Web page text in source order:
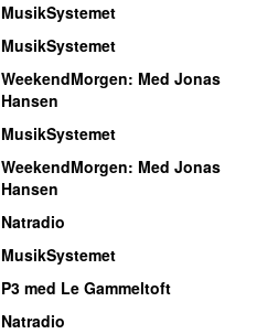
MusikSystemet
MusikSystemet
WeekendMorgen: Med Jonas
Hansen
MusikSystemet
WeekendMorgen: Med Jonas
Hansen
Natradio
MusikSystemet
P3 med Le Gammeltoft
Natradio